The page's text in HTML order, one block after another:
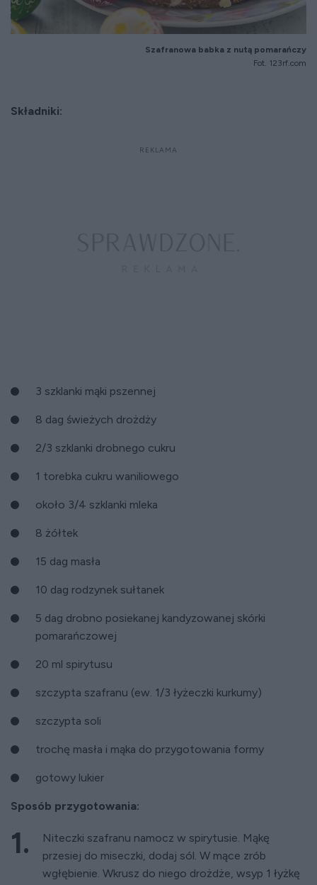
Szafranowa babka z nutą pomarańczy
Fot. 123rf.com
Składniki:
3 szklanki mąki pszennej
8 dag świeżych drożdży
2/3 szklanki drobnego cukru
1 torebka cukru waniliowego
około 3/4 szklanki mleka
8 żółtek
15 dag masła
10 dag rodzynek sułtanek
5 dag drobno posiekanej kandyzowanej skórki
pomarańczowej
20 ml spirytusu
szczypta szafranu (ew. 1/3 łyżeczki kurkumy)
szczypta soli
trochę masła i mąka do przygotowania formy
gotowy lukier
Sposób przygotowania:
Niteczki szafranu namocz w spirytusie. Mąkę
przesiej do miseczki, dodaj sól. W mące zrób
wgłębienie. Wkrusz do niego drożdże, wsyp 1 łyżkę